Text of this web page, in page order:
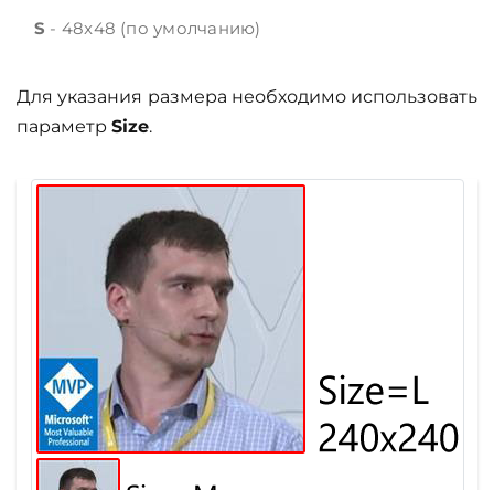
S - 48x48 (по умолчанию)
Для указания размера необходимо использовать
параметр Size.